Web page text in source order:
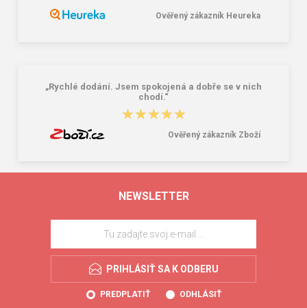
Ověřený zákazník Heureka
„Rychlé dodání. Jsem spokojená a dobře se v nich
chodí.“
★★★★★
★★★★★
Ověřený zákazník Zboží
NEWSLETTER
PRIHLÁSIŤ SA K ODBERU
PREDPLATIŤ ODHLÁSIŤ